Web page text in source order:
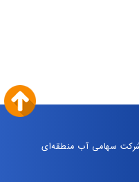
سهامی آب منطقه‌ای